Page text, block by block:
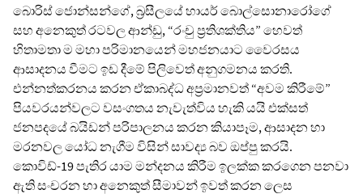
බොරිස් ජොන්සන්ගේ, බ්‍රසීලයේ හායර් බොල්සොනාරෝගේ
සහ අනෙකුත් රටවල ආන්ඩු, “රංචු ප්‍රතිශක්තිය” හෙවත්
හිතාමතා ම මහා පරිමානයෙන් මහජනයාට වෛරසය
ආසාදනය වීමට ඉඩ දීමේ පිලිවෙත් අනුගමනය කරති.
එන්නත්කරනය කරන ඒකාබද්ධ අප්‍රමානවත් “අවම කිරීමේ”
පියවරයන්වලට වසංගතය නැවැත්විය හැකි යයි එක්සත්
ජනපදයේ බයිඩන් පරිපාලනය කරන කියාපෑම, ආසාදන හා
මරනවල යෝධ නැගීම විසින් සාවද්‍ය බව ඔප්පු කරයි.
කොවිඩ්-19 පැතිර යාම මන්දනය කිරීම ඉලක්ක කරගෙන පනවා
ඇති සංචරන හා අනෙකුත් සීමාවන් ඉවත් කරන ලෙස